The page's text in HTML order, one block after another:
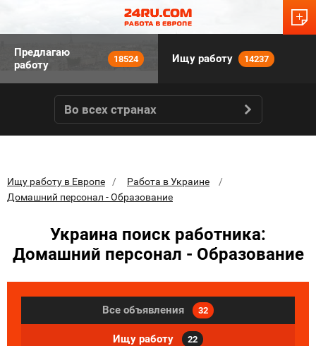
Предлагаю
работу
18524 Ищу работу 14237
Во всех странах
Ищу работу в Европе
Работа в Украине
Домашний персонал - Образование
Украина поиск работника:
Домашний персонал - Образование
Все объявления 32
Ищу работу 22